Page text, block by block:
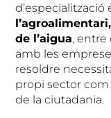
d’especialització
de l’aigua, entre
amb les
resoldre
propi sector com
de la ciutadania.